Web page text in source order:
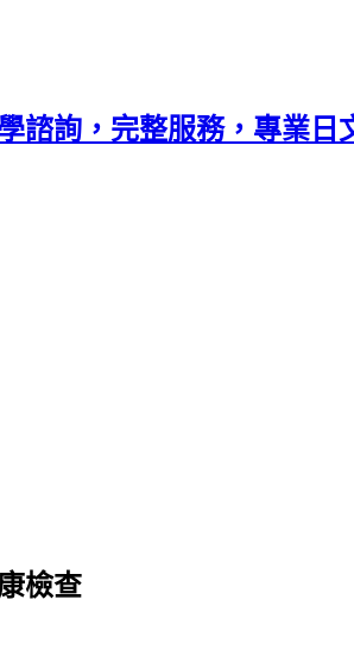
諮詢，完整服務，專業
檢查